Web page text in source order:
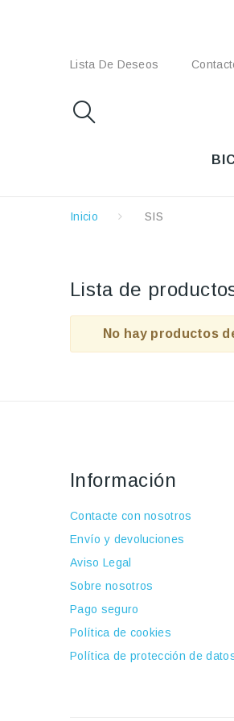
Lista De Deseos
Inicio SIS
Lista de
No hay productos
Información
Contacte con nosotros
Envío y devoluciones
Aviso Legal
Sobre nosotros
Pago seguro
Política de cookies
Política de protección de